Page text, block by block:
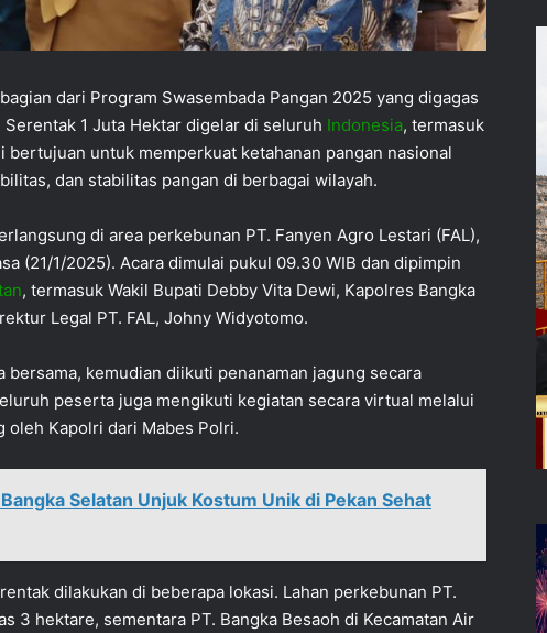
dari Program Swasembada Pangan 2025 yang digagas
1 Juta Hektar digelar di seluruh Indonesia, termasuk
bertujuan untuk memperkuat ketahanan pangan nasional
dan stabilitas pangan di berbagai wilayah.
di area perkebunan PT. Fanyen Agro Lestari (FAL),
(21/1/2025). Acara dimulai pukul 09.30 WIB dan dipimpin
, termasuk Wakil Bupati Debby Vita Dewi, Kapolres Bangka
Legal PT. FAL, Johny Widyotomo.
bersama, kemudian diikuti penanaman jagung secara
peserta juga mengikuti kegiatan secara virtual melalui
Kapolri dari Mabes Polri.
Selatan Unjuk Kostum Unik di Pekan Sehat
dilakukan di beberapa lokasi. Lahan perkebunan PT.
3 hektare, sementara PT. Bangka Besaoh di Kecamatan Air